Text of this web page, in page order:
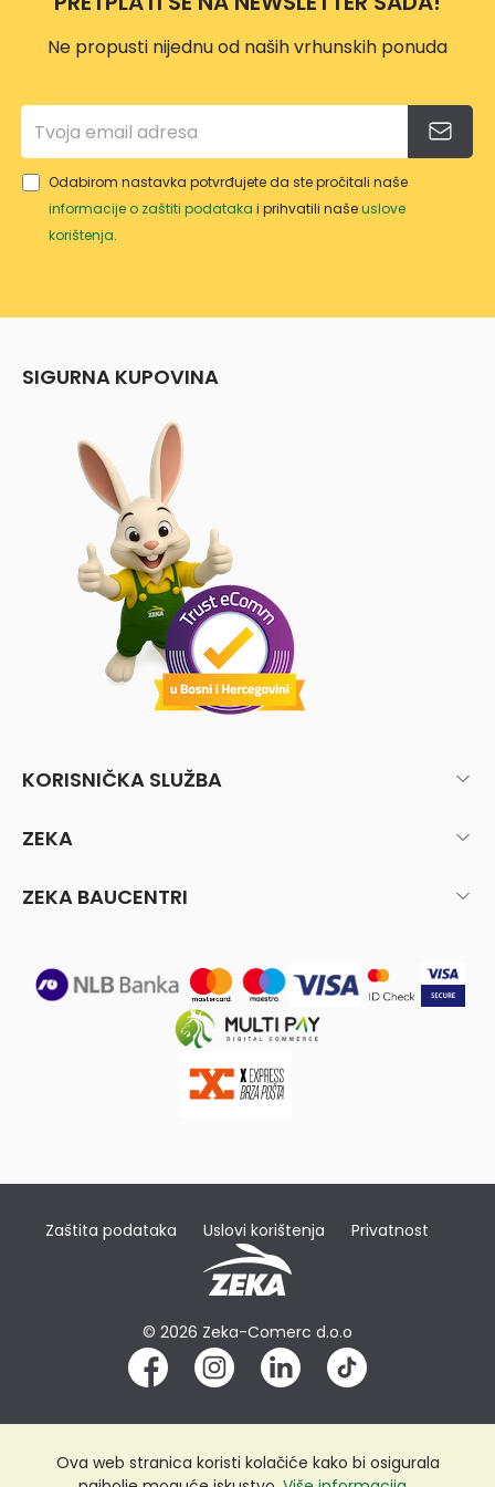
Ne propusti nijednu od naših vrhunskih ponuda
Odabirom nastavka potvrđujete da ste pročitali naše
informacije o zaštiti podataka i prihvatili našeuslove
korištenja.
SIGURNA KUPOVINA
KORISNIČKA SLUŽBA
ZEKA
ZEKA BAUCENTRI
Zaštita podataka Uslovi korištenja Privatnost
© 2026 Zeka-Comerc d.o.o
Ova web stranica koristi kolačiće kako bi osigurala